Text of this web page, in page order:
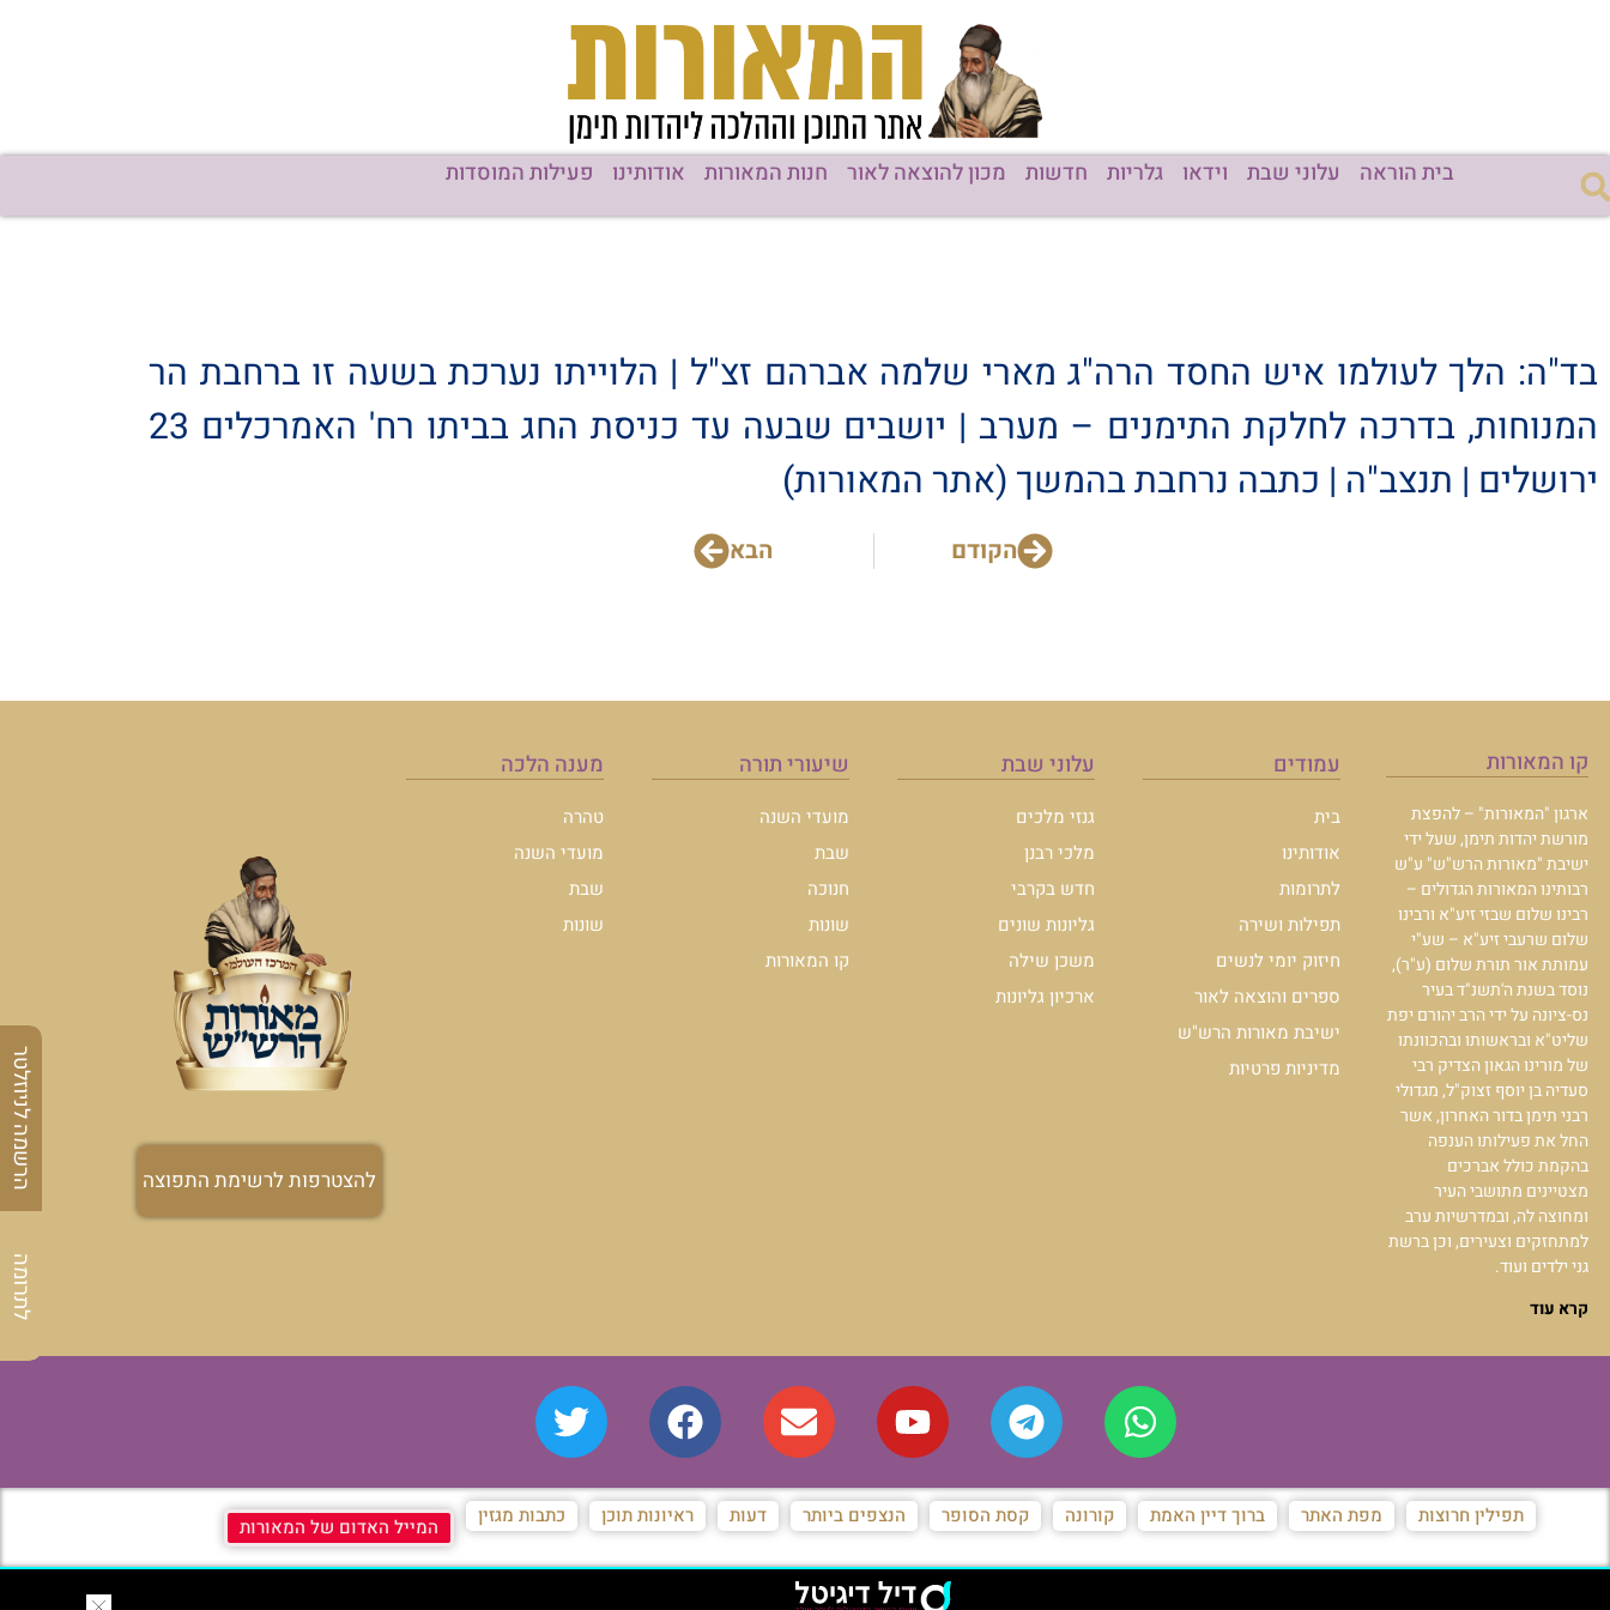
בית הוראה עלוני שבת וידאו גלריות חדשות מכון להוצאה לאור חנות המאורות אודותינו פעילות המוסדות
בד"ה: הלך לעולמו איש החסד הרה"ג מארי שלמה אברהם זצ"ל | הלוייתו נערכת בשעה זו ברחבת הר
המנוחות, בדרכה לחלקת התימנים – מערב | יושבים שבעה עד כניסת החג בביתו רח' האמרכלים 23
ירושלים | תנצב"ה | כתבה נרחבת בהמשך (אתר המאורות)
הקודם הבא
קו המאורות
ארגון "המאורות" – להפצת
מורשת יהדות תימן, שעל ידי
ישיבת "מאורות הרש"ש" ע"ש
רבותינו המאורות הגדולים –
רבינו שלום שבזי זיע"א ורבינו
שלום שרעבי זיע"א – שע"י
עמותת אור תורת שלום (ע"ר),
נוסד בשנת ה'תשנ"ד בעיר
נס-ציונה על ידי הרב יהורם יפת
שליט"א ובראשותו ובהכוונתו
של מורינו הגאון הצדיק רבי
סעדיה בן יוסף זצוק"ל, מגדולי
רבני תימן בדור האחרון, אשר
החל את פעילותו הענפה
בהקמת כולל אברכים
מצטיינים מתושבי העיר
ומחוצה לה, ובמדרשיות ערב
למתחזקים וצעירים, וכן ברשת
גני ילדים ועוד.
קרא עוד
עמודים
בית
אודותינו
לתרומות
תפילות ושירה
חיזוק יומי לנשים
ספרים והוצאה לאור
ישיבת מאורות הרש"ש
מדיניות פרטיות
עלוני שבת
גנזי מלכים
מלכי רבנן
חדש בקרבי
גליונות שונים
משכן שילה
ארכיון גליונות
שיעורי תורה
מועדי השנה
שבת
חנוכה
שונות
קו המאורות
מענה הלכה
טהרה
מועדי השנה
שבת
שונות
להצטרפות לרשימת התפוצה הרשמה לניוזלטר
לתרומה
תפילין חרוצות מפת האתר ברוך דיין האמת קורונה קסת הסופר הנצפים ביותר דעות ראיונות תוכן כתבות מגזין המייל האדום של המאורות